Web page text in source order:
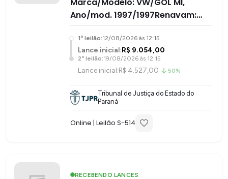
Marca/Modelo: VW/GOL MI,
Ano/mod. 1997/1997Renavam:
9BWZZZ377VP544108, Placa:
1º leilão:12/08/2026 às 12:15
Lance inicial:R$ 9.054,00
2º leilão:19/08/2026 às 12:15
Lance inicial:R$ 4.527,00 50%
Tribunal de Justiça do Estado do
Paraná
Online | Leilão S-514
RECEBENDO LANCES